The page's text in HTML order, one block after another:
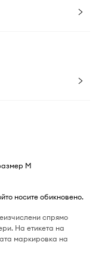
M
носите обикновено.
спрямо
На етикета на
маркировка на